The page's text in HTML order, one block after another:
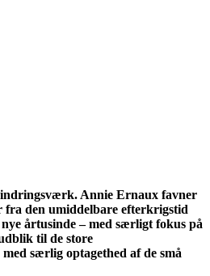
Annie Ernaux favner
fra den umiddelbare efterkrigstid
årtusinde – med særligt fokus på
til de store
særlig optagethed af de små